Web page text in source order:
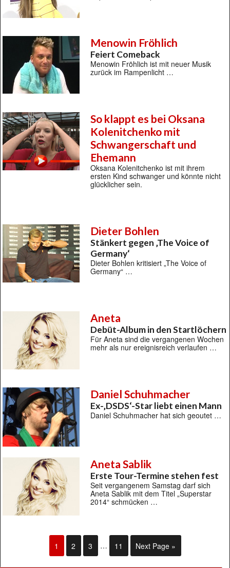
Menowin Fröhlich
Feiert Comeback
Menowin Fröhlich ist mit neuer Musik
zurück im Rampenlicht …
So klappt es bei Oksana
Kolenitchenko mit
Schwangerschaft und
Ehemann
Oksana Kolenitchenko ist mit ihrem
ersten Kind schwanger und könnte nicht
glücklicher sein.
Dieter Bohlen
Stänkert gegen ‚The Voice of
Germany‘
Dieter Bohlen kritisiert „The Voice of
Germany“ …
Aneta
Debüt-Album in den Startlöchern
Für Aneta sind die vergangenen Wochen
mehr als nur ereignisreich verlaufen …
Daniel Schuhmacher
Ex-‚DSDS‘-Star liebt einen Mann
Daniel Schuhmacher hat sich geoutet …
Aneta Sablik
Erste Tour-Termine stehen fest
Seit vergangenem Samstag darf sich
Aneta Sablik mit dem Titel „Superstar
2014“ schmücken …
1 2 3 … 11 Next Page »